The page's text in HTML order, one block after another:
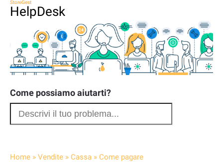
StoreGest
HelpDesk
Come possiamo aiutarti?
Home » Vendite » Cassa » Come pagare